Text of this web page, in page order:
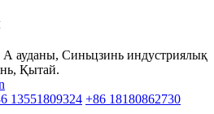
ауданы, Синьцзинь индустриялық
Қытай.
13551809324 +86 18180862730